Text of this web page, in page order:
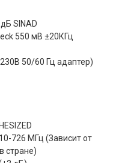
SINAD
550 мВ ±20КГц
50/60 Гц адаптер)
726 МГц (Зависит от
стране)